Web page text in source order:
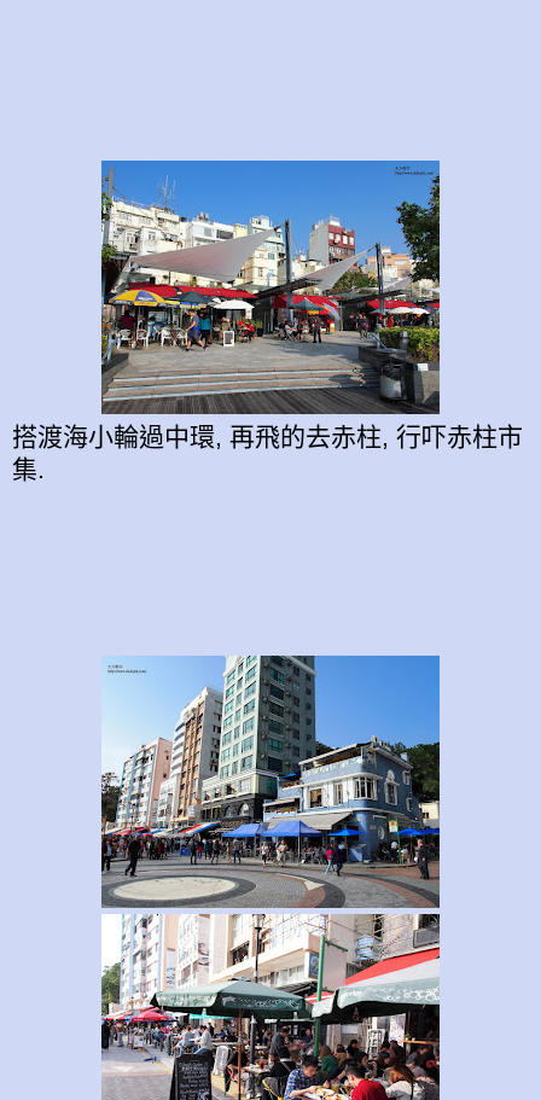
搭渡海小輪過中環, 再飛的去赤柱, 行吓赤柱市
集.